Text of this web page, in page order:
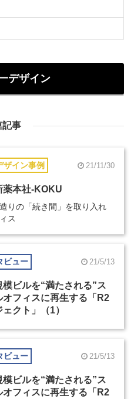
デザイン
記事
ザイン事例 21/11/30
薬本社-KOKU
りの「続き間」を取り入れ
ス
ビュー 21/5/13
模ビルを“満たされる”ス
オフィスに再生する「R2
クト」（1）
ビュー 21/5/13
模ビルを“満たされる”ス
オフィスに再生する「R2